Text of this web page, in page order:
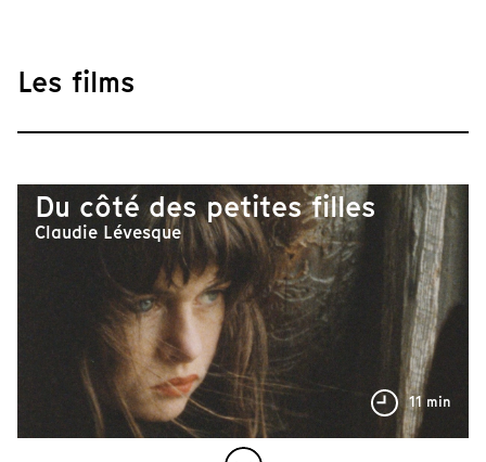
Les films
Du côté des petites filles
Claudie Lévesque
11 min